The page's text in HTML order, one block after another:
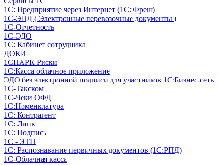
1С: Предприятие через Интернет (1С: Фреш)
1С-ЭПД ( Электронные перевозочные документы )
1С-Отчетность
1С-ЭДО
1С: Кабинет сотрудника
ДОКИ
1СПАРК Риски
1С:Касса облачное приложение
ЭДО без электронной подписи для участников 1С:Бизнес-сеть
1С-Такском
1С-Чеки ОФД
1С:Номенклатура
1С: Контрагент
1С: Линк
1С: Подпись
1С - ЭТП
1С: Распознавание первичных документов (1С:РПД)
1С-Облачная касса